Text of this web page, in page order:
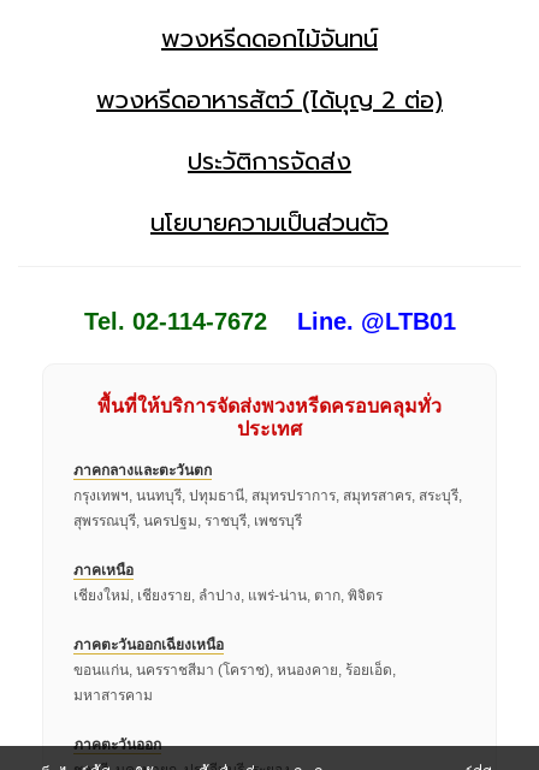
พวงหรีดดอกไม้จันทน์
พวงหรีดอาหารสัตว์ (ได้บุญ 2 ต่อ)
ประวัติการจัดส่ง
นโยบายความเป็นส่วนตัว
Tel. 02-114-7672 Line. @LTB01
พื้นที่ให้บริการจัดส่งพวงหรีดครอบคลุมทั่ว
ประเทศ
ภาคกลางและตะวันตก
กรุงเทพฯ, นนทบุรี, ปทุมธานี, สมุทรปราการ, สมุทรสาคร, สระบุรี,
สุพรรณบุรี, นครปฐม, ราชบุรี, เพชรบุรี
ภาคเหนือ
เชียงใหม่, เชียงราย, ลำปาง, แพร่-น่าน, ตาก, พิจิตร
ภาคตะวันออกเฉียงเหนือ
ขอนแก่น, นครราชสีมา (โคราช), หนองคาย, ร้อยเอ็ด,
มหาสารคาม
ภาคตะวันออก